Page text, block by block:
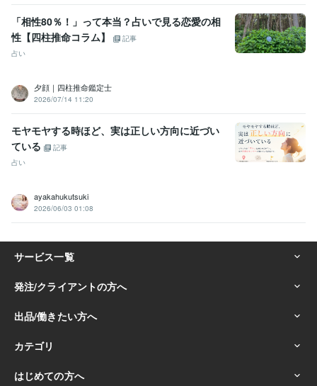
「相性80％！」って本当？占いで見る恋愛の相
性【四柱推命コラム】
記事
占い
夕顔｜四柱推命鑑定士
2026/07/14 11:20
モヤモヤする時ほど、実は正しい方向に近づい
ている
記事
占い
ayakahukutsuki
2026/06/03 01:08